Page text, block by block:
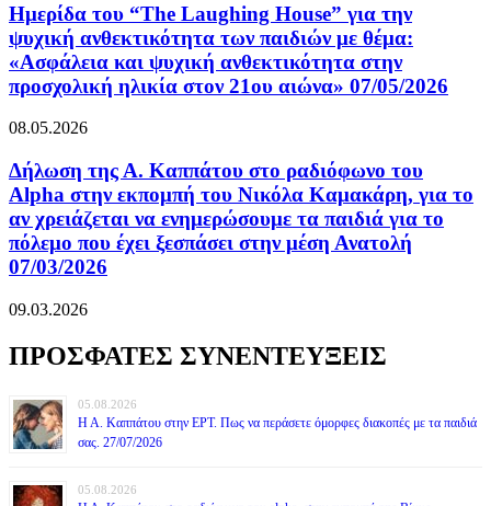
Ημερίδα του “The Laughing House” για την
ψυχική ανθεκτικότητα των παιδιών με θέμα:
«Ασφάλεια και ψυχική ανθεκτικότητα στην
προσχολική ηλικία στον 21ου αιώνα» 07/05/2026
08.05.2026
Δήλωση της Α. Καππάτου στο ραδιόφωνο του
Alpha στην εκπομπή του Νικόλα Καμακάρη, για το
αν χρειάζεται να ενημερώσουμε τα παιδιά για το
πόλεμο που έχει ξεσπάσει στην μέση Ανατολή
07/03/2026
09.03.2026
ΠΡΟΣΦΑΤΕΣ ΣΥΝΕΝΤΕΥΞΕΙΣ
05.08.2026
Η Α. Καππάτου στην ΕΡΤ. Πως να περάσετε όμορφες διακοπές με τα παιδιά
σας. 27/07/2026
05.08.2026